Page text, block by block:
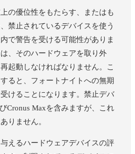
の優位性をもたらす、またはも
禁止されているデバイスを使う
で警告を受ける可能性がありま
、そのハードウェアを取り外
起動しなければなりません。こ
ると、フォートナイトへの無期
けることになります。禁止デバ
Cronus Maxを含みますが、これ
りません。
えるハードウェアデバイスの評